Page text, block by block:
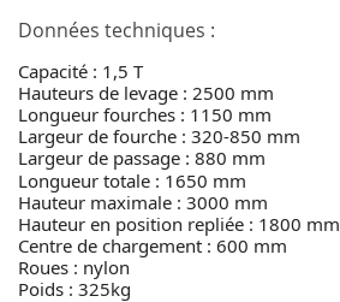
Données techniques :
Capacité : 1,5 T
Hauteurs de levage : 2500 mm
Longueur fourches : 1150 mm
Largeur de fourche : 320-850 mm
Largeur de passage : 880 mm
Longueur totale : 1650 mm
Hauteur maximale : 3000 mm
Hauteur en position repliée : 1800 mm
Centre de chargement : 600 mm
Roues : nylon
Poids : 325kg